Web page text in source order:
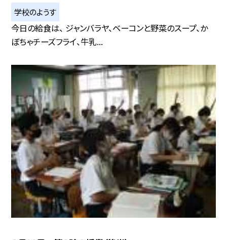
学校のようす
今日の給食は、 ジャンバラヤ、ベーコンと野菜のスープ、か
ぼちゃチーズフライ、牛乳...